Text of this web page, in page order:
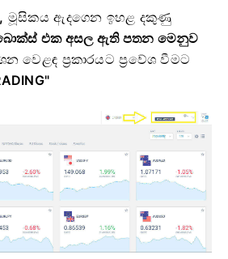
, මූසිකය ඇදගෙන ඉහළ දකුණු
එක අසල ඇති පතන මෙනුව
වෙළඳ ප්‍රකාරයට ප්‍රවේශ වීමට